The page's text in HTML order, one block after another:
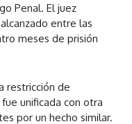
Penal. El juez
entre las
meses de prisión
restricción de
unificada con otra
por un hecho similar.